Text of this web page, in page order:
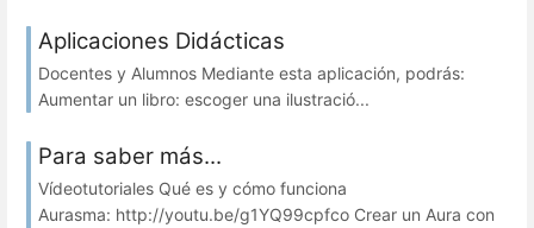
Aplicaciones Didácticas
Docentes y Alumnos Mediante esta aplicación, podrás:
Aumentar un libro: escoger una ilustració...
Para saber más...
Vídeotutoriales Qué es y cómo funciona
Aurasma: http://youtu.be/g1YQ99cpfco Crear un Aura con